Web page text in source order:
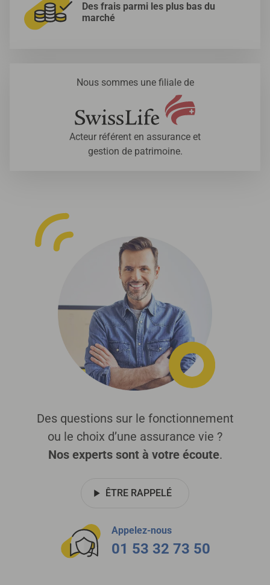
Des frais parmi les plus bas du
marché
Nous sommes une filiale de
Acteur référent en assurance et
gestion de patrimoine.
Des questions sur le fonctionnement
ou le choix d’une assurance vie ?
Nos experts sont à votre écoute.
ÊTRE RAPPELÉ
Appelez-nous
01 53 32 73 50